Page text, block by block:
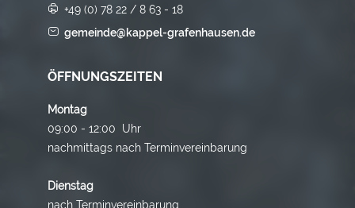
+49 (0) 78 22 / 8 63 - 18
gemeinde@kappel-grafenhausen.de
ÖFFNUNGSZEITEN
Montag
09:00 - 12:00 Uhr
nachmittags nach Terminvereinbarung
Dienstag
nach Terminvereinbarung